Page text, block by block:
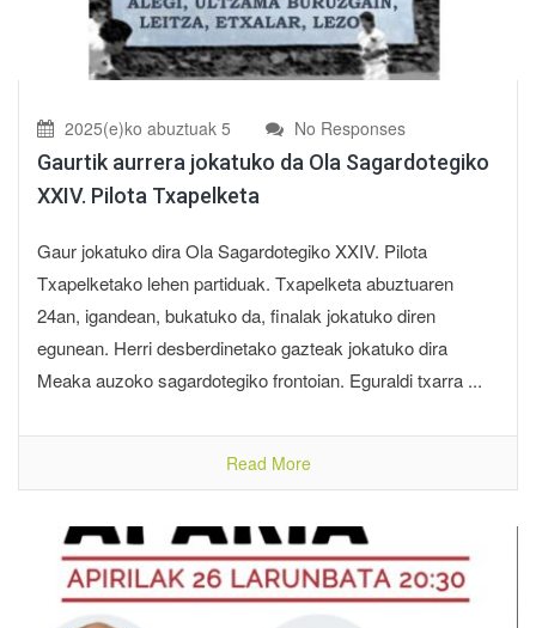
2025(e)ko abuztuak 5 No Responses
Gaurtik aurrera jokatuko da Ola Sagardotegiko
XXIV. Pilota Txapelketa
Gaur jokatuko dira Ola Sagardotegiko XXIV. Pilota
Txapelketako lehen partiduak. Txapelketa abuztuaren
24an, igandean, bukatuko da, finalak jokatuko diren
egunean. Herri desberdinetako gazteak jokatuko dira
Meaka auzoko sagardotegiko frontoian. Eguraldi txarra ...
Read More